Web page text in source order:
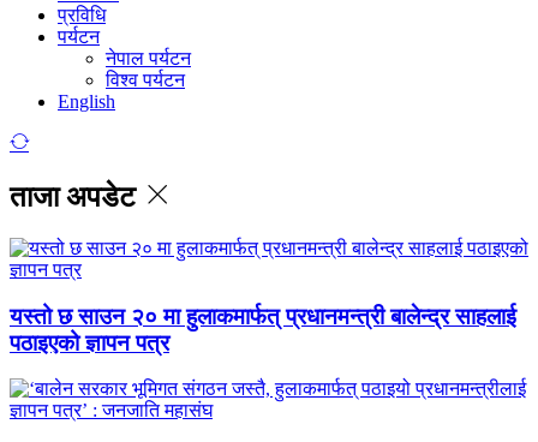
प्रविधि
पर्यटन
नेपाल पर्यटन
विश्व पर्यटन
English
ताजा अपडेट
यस्तो छ साउन २० मा हुलाकमार्फत् प्रधानमन्त्री बालेन्द्र साहलाई
पठाइएको ज्ञापन पत्र